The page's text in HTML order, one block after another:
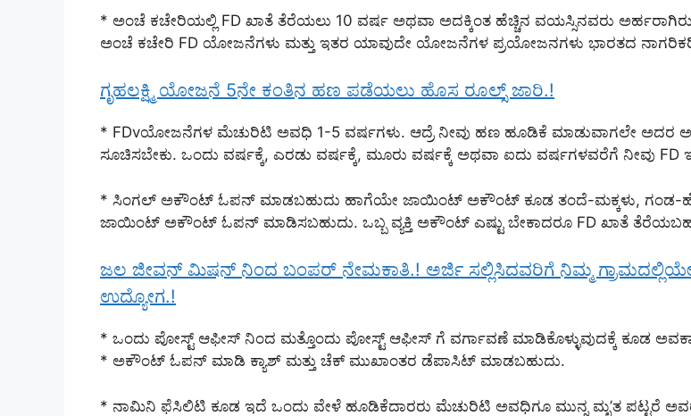
* ಅಂಚೆ ಕಚೇರಿಯಲ್ಲಿ FD ಖಾತೆ ತೆರೆಯಲು 10 ವರ್ಷ ಅಥವಾ ಅದಕ್ಕಿಂತ ಹೆಚ್ಚಿನ ವಯಸ್ಸಿನವರು
ಅಂಚೆ ಕಚೇರಿ FD ಯೋಜನೆಗಳು ಮತ್ತು ಇತರ ಯಾವುದೇ ಯೋಜನೆಗಳ ಪ್ರಯೋಜನಗಳು ಭಾರತದ
ಗೃಹಲಕ್ಷ್ಮಿ ಯೋಜನೆ 5ನೇ ಕಂತಿನ ಹಣ ಪಡೆಯಲು ಹೊಸ ರೂಲ್ಸ್ ಜಾರಿ.!
* FDvಯೋಜನೆಗಳ ಮೆಚುರಿಟಿ ಅವಧಿ 1-5 ವರ್ಷಗಳು. ಆದ್ರೆ ನೀವು ಹಣ ಹೂಡಿಕೆ ಮಾಡುವಾಗಲೇ ಅದರ
ಸೂಚಿಸಬೇಕು. ಒಂದು ವರ್ಷಕ್ಕೆ, ಎರಡು ವರ್ಷಕ್ಕೆ, ಮೂರು ವರ್ಷಕ್ಕೆ ಅಥವಾ ಐದು ವರ್ಷಗಳವರೆಗೆ ನೀವು FD
* ಸಿಂಗಲ್ ಅಕೌಂಟ್ ಓಪನ್ ಮಾಡಬಹುದು ಹಾಗೆಯೇ ಜಾಯಿಂಟ್ ಅಕೌಂಟ್ ಕೂಡ ತಂದೆ-ಮಕ್ಕಳು, ಗಂಡ-
ಜಾಯಿಂಟ್ ಅಕೌಂಟ್ ಓಪನ್ ಮಾಡಿಸಬಹುದು. ಒಬ್ಬ ವ್ಯಕ್ತಿ ಅಕೌಂಟ್ ಎಷ್ಟು ಬೇಕಾದರೂ FD ಖಾತೆ
ಜಲ ಜೀವನ್ ಮಿಷನ್ ನಿಂದ ಬಂಪರ್ ನೇಮಕಾತಿ.! ಅರ್ಜಿ ಸಲ್ಲಿಸಿದವರಿಗೆ ನಿಮ್ಮ
ಉದ್ಯೋಗ.!
* ಒಂದು ಪೋಸ್ಟ್ ಆಫೀಸ್ ನಿಂದ ಮತ್ತೊಂದು ಪೋಸ್ಟ್ ಆಫೀಸ್ ಗೆ ವರ್ಗಾವಣೆ ಮಾಡಿಕೊಳ್ಳುವುದಕ್ಕೆ ಕೂಡ
* ಅಕೌಂಟ್ ಓಪನ್ ಮಾಡಿ ಕ್ಯಾಶ್ ಮತ್ತು ಚೆಕ್ ಮುಖಾಂತರ ಡೆಪಾಸಿಟ್ ಮಾಡಬಹುದು.
* ನಾಮಿನಿ ಫೆಸಿಲಿಟಿ ಕೂಡ ಇದೆ ಒಂದು ವೇಳೆ ಹೂಡಿಕೆದಾರರು ಮೆಚುರಿಟಿ ಅವಧಿಗೂ ಮುನ್ನ ಮೃ’ತ ಪಟ್ಟರೆ